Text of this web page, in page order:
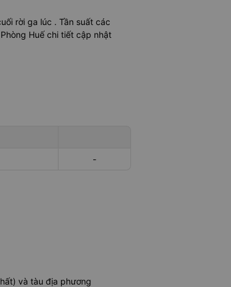
rời ga lúc . Tần suất các
Huế chi tiết cập nhật
-
và tàu địa phương